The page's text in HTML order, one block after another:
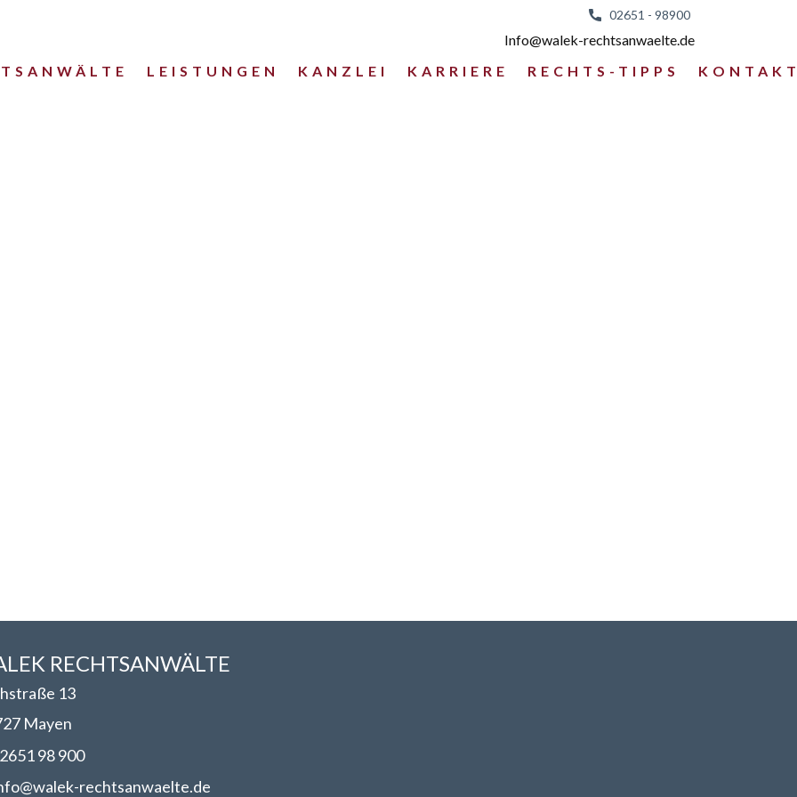
02651 - 98900
LEISTUNGEN KANZLEI KARRIERE RECHTS-TIPPS
Info@walek-rechtsanwaelte.de
RECHTSANWÄLT​​E
13
Mayen
98 900
rechtsanwaelte.de